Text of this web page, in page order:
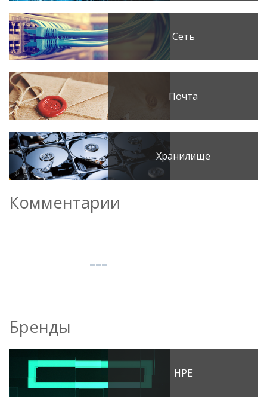
Сеть
Почта
Хранилище
Комментарии
Бренды
HPE